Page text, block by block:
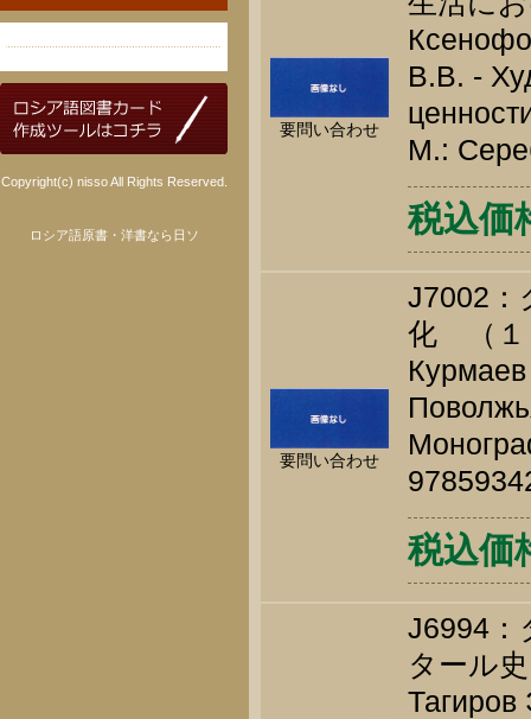
Copyright(c) nisso All Rights Reserved.
ロシア語原書・洋書なら日ソ
要問い合わせ
В.В. -
М.:
税込価
要問い合わせ
J7002
化 （１
税込価
J6994
タール
Тагиров